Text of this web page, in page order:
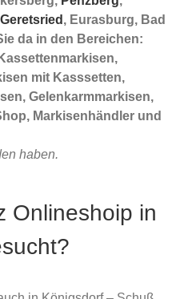
Geretsried , Eurasburg, Bad
da in den Bereichen:
mit Kasssetten,
Gelenkarmmarkisen,
Markisenhändler und
haben.
Onlineshoip in